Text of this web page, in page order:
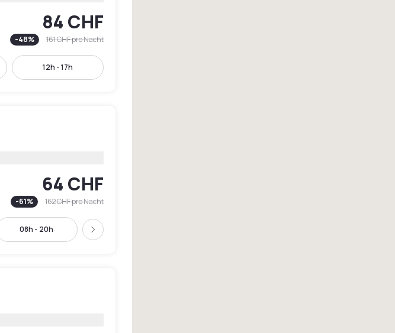
84 CHF
-48% 161 CHFpro Nacht
12h - 17h
64 CHF
-61% 162 CHFpro Nacht
08h - 20h Weiter